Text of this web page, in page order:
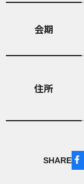
会期
住所
SHARE